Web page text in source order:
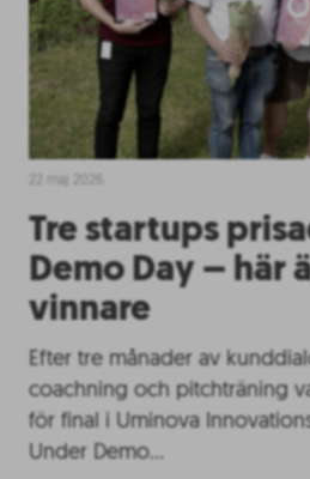
Tre startups
Demo Day – här
vinnare
Efter tre månader av
coachning och pitchträning
för final i Uminova
Under Demo…